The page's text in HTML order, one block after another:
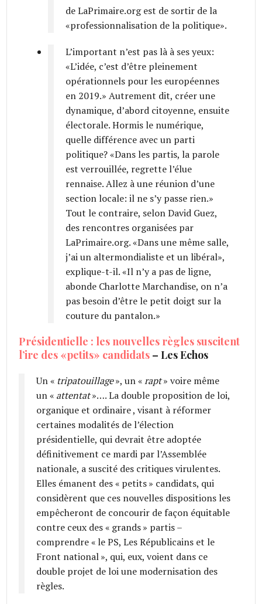
de LaPrimaire.org est de sortir de la
«professionnalisation de la politique».
L’important n’est pas là à ses yeux:
«L’idée, c’est d’être pleinement
opérationnels pour les européennes
en 2019.» Autrement dit, créer une
dynamique, d’abord citoyenne, ensuite
électorale. Hormis le numérique,
quelle différence avec un parti
politique? «Dans les partis, la parole
est verrouillée, regrette l’élue
rennaise. Allez à une réunion d’une
section locale: il ne s’y passe rien.»
Tout le contraire, selon David Guez,
des rencontres organisées par
LaPrimaire.org. «Dans une même salle,
j’ai un altermondialiste et un libéral»,
explique-t-il. «Il n’y a pas de ligne,
abonde Charlotte Marchandise, on n’a
pas besoin d’être le petit doigt sur la
couture du pantalon.»
Présidentielle : les nouvelles règles suscitent
l’ire des «petits» candidats – Les Echos
Un « tripatouillage», un «rapt» voire même
un « attentat»…. La double proposition de loi,
organique et ordinaire , visant à réformer
certaines modalités de l’élection
présidentielle, qui devrait être adoptée
définitivement ce mardi par l’Assemblée
nationale, a suscité des critiques virulentes.
Elles émanent des « petits » candidats, qui
considèrent que ces nouvelles dispositions les
empêcheront de concourir de façon équitable
contre ceux des « grands » partis –
comprendre « le PS, Les Républicains et le
Front national », qui, eux, voient dans ce
double projet de loi une modernisation des
règles.